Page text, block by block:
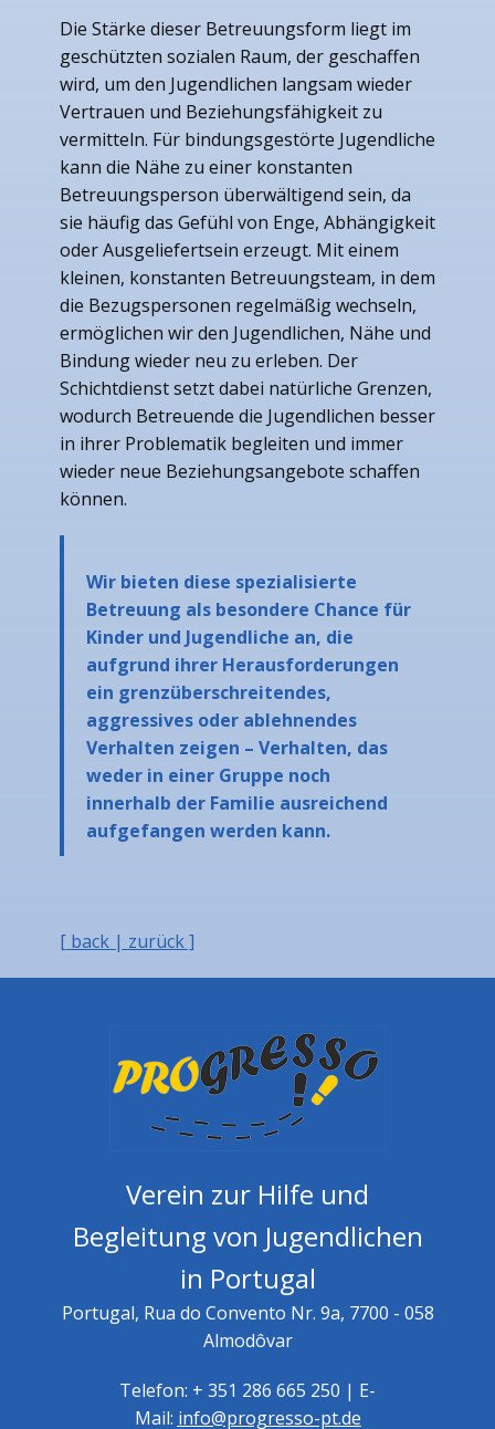
Die Stärke dieser Betreuungsform liegt im
geschützten sozialen Raum, der geschaffen
wird, um den Jugendlichen langsam wieder
Vertrauen und Beziehungsfähigkeit zu
vermitteln. Für bindungsgestörte Jugendliche
kann die Nähe zu einer konstanten
Betreuungsperson überwältigend sein, da
sie häufig das Gefühl von Enge, Abhängigkeit
oder Ausgeliefertsein erzeugt. Mit einem
kleinen, konstanten Betreuungsteam, in dem
die Bezugspersonen regelmäßig wechseln,
ermöglichen wir den Jugendlichen, Nähe und
Bindung wieder neu zu erleben. Der
Schichtdienst setzt dabei natürliche Grenzen,
wodurch Betreuende die Jugendlichen besser
in ihrer Problematik begleiten und immer
wieder neue Beziehungsangebote schaffen
können.
Wir bieten diese spezialisierte
Betreuung als besondere Chance für
Kinder und Jugendliche an, die
aufgrund ihrer Herausforderungen
ein grenzüberschreitendes,
aggressives oder ablehnendes
Verhalten zeigen – Verhalten, das
weder in einer Gruppe noch
innerhalb der Familie ausreichend
aufgefangen werden kann.
[ back | zurück ]
Verein zur Hilfe und
Begleitung von Jugendlichen
in Portugal
Portugal, Rua do Convento Nr. 9a, 7700 - 058
Almodôvar
Telefon: + 351 286 665 250 | E-
Mail: info@progresso-pt.de